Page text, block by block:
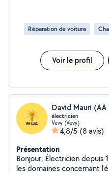
Réparation de voiture
Voir le profil
David Mauri (AA
électricien
Vevy (Vevy)
4,8/5 (8 avis)
Présentation
Bonjour, Électricien depuis
les domaines concernant